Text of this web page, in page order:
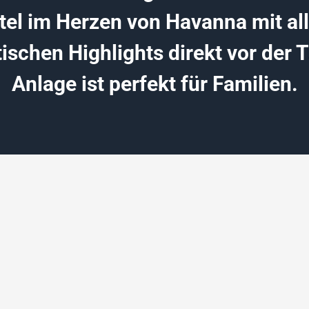
im Herzen von Havanna mit
Highlights direkt vor der
Anlage ist perfekt für Familien.